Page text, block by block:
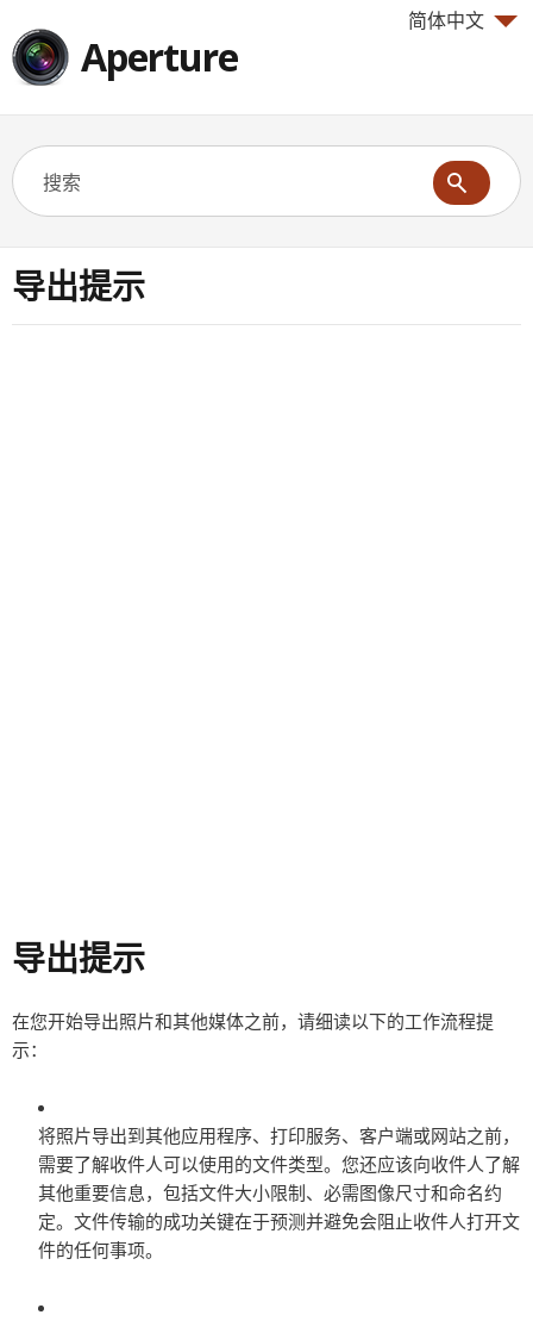
简体中文
Aperture
导出提示
导出提示
在您开始导出照片和其他媒体之前，请细读以下的工作流程提
示：
将照片导出到其他应用程序、打印服务、客户端或网站之前，
需要了解收件人可以使用的文件类型。您还应该向收件人了解
其他重要信息，包括文件大小限制、必需图像尺寸和命名约
定。文件传输的成功关键在于预测并避免会阻止收件人打开文
件的任何事项。